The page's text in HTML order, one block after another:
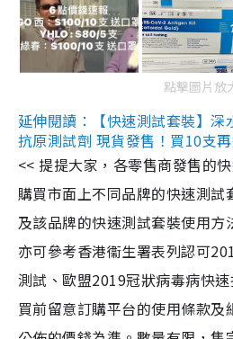
點擊圖片放
延伸閱讀：【快速測試套裝】
抗原測試劑 現貨發售！買10支
<< 提提大家，各零售商發售的
購買市面上不同品牌的快速測試
及該品牌的快速測試套裝使用方
亦可參考香港衞生署表列認可
測試、歐盟2019冠狀病毒病快
買前留意訂購平台的使用條款及